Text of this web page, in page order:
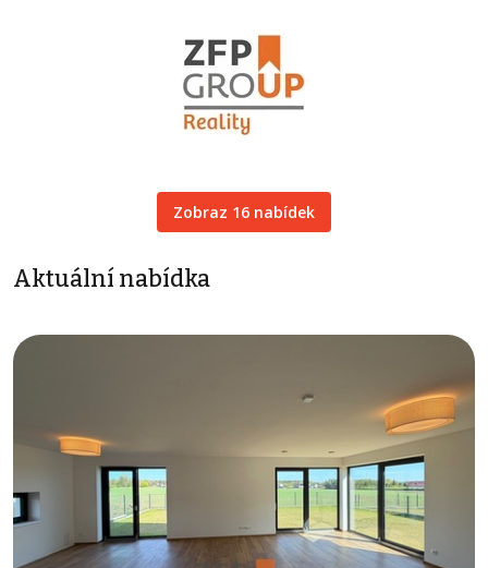
Zobraz 16 nabídek
Aktuální nabídka